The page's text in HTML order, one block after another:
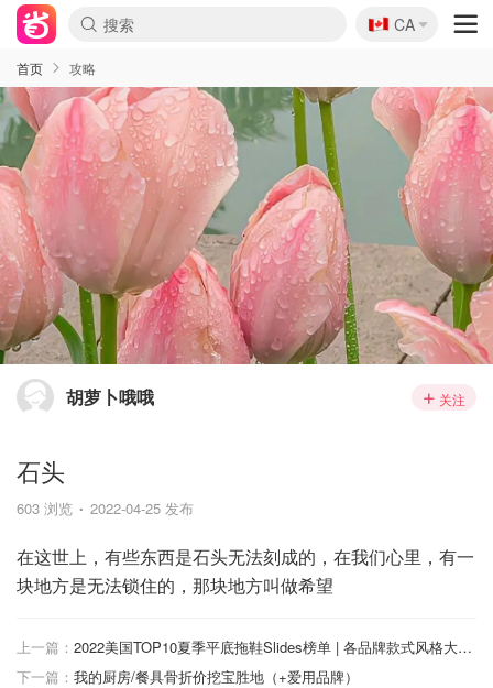
🇨🇦
CA
首页 攻略
胡萝卜哦哦 关注
石头
603 浏览 2022-04-25 发布
在这世上，有些东西是石头无法刻成的，在我们心里，有一
块地方是无法锁住的，那块地方叫做希望
上一篇：
2022美国TOP10夏季平底拖鞋Slides榜单 | 各品牌款式风格大推荐
下一篇： 我的厨房/餐具骨折价挖宝胜地（+爱用品牌）